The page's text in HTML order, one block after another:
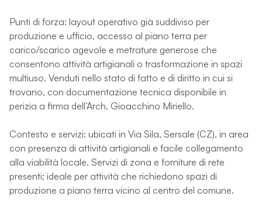
Punti di forza: layout operativo già suddiviso per
produzione e ufficio, accesso al piano terra per
carico/scarico agevole e metrature generose che
consentono attività artigianali o trasformazione in spazi
multiuso. Venduti nello stato di fatto e di diritto in cui si
trovano, con documentazione tecnica disponibile in
perizia a firma dell’Arch. Gioacchino Miriello.
Contesto e servizi: ubicati in Via Sila, Sersale (CZ), in area
con presenza di attività artigianali e facile collegamento
alla viabilità locale. Servizi di zona e forniture di rete
presenti; ideale per attività che richiedono spazi di
produzione a piano terra vicino al centro del comune.